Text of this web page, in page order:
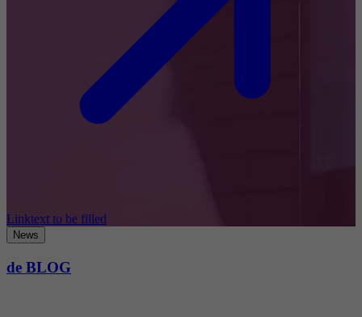
Linktext to be filled
News
de BLOG